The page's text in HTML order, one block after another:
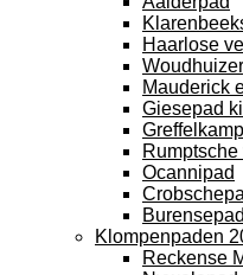
Haarlose
Mauderick
Giesepad
Rumptsche
Ocannipad
Burensepad
Klompenpaden
Reckense